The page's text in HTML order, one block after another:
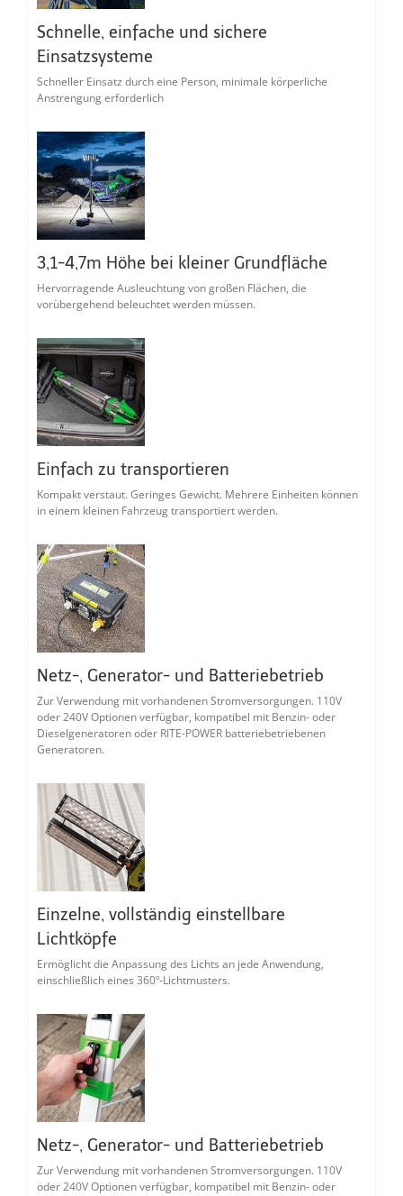
Schnelle, einfache und sichere
Einsatzsysteme
Schneller Einsatz durch eine Person, minimale körperliche
Anstrengung erforderlich
3,1-4,7m Höhe bei kleiner Grundfläche
Hervorragende Ausleuchtung von großen Flächen, die
vorübergehend beleuchtet werden müssen.
Einfach zu transportieren
Kompakt verstaut. Geringes Gewicht. Mehrere Einheiten können
in einem kleinen Fahrzeug transportiert werden.
Netz-, Generator- und Batteriebetrieb
Zur Verwendung mit vorhandenen Stromversorgungen. 110V
oder 240V Optionen verfügbar, kompatibel mit Benzin- oder
Dieselgeneratoren oder RITE-POWER batteriebetriebenen
Generatoren.
Einzelne, vollständig einstellbare
Lichtköpfe
Ermöglicht die Anpassung des Lichts an jede Anwendung,
einschließlich eines 360º-Lichtmusters.
Netz-, Generator- und Batteriebetrieb
Zur Verwendung mit vorhandenen Stromversorgungen. 110V
oder 240V Optionen verfügbar, kompatibel mit Benzin- oder